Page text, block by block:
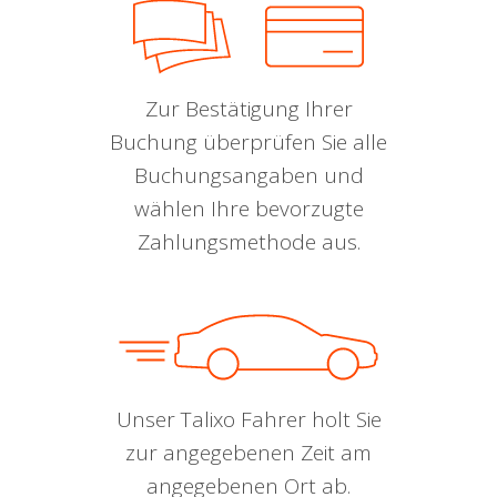
Zur Bestätigung Ihrer
Buchung überprüfen Sie alle
Buchungsangaben und
wählen Ihre bevorzugte
Zahlungsmethode aus.
Unser Talixo Fahrer holt Sie
zur angegebenen Zeit am
angegebenen Ort ab.